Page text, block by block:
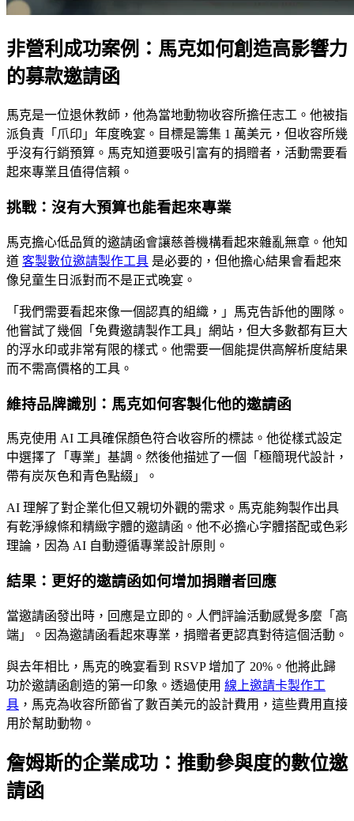
非營利成功案例：馬克如何創造高影響力
的募款邀請函
馬克是一位退休教師，他為當地動物收容所擔任志工。他被指
派負責「爪印」年度晚宴。目標是籌集 1 萬美元，但收容所幾
乎沒有行銷預算。馬克知道要吸引富有的捐贈者，活動需要看
起來專業且值得信賴。
挑戰：沒有大預算也能看起來專業
馬克擔心低品質的邀請函會讓慈善機構看起來雜亂無章。他知
道 客製數位邀請製作工具 是必要的，但他擔心結果會看起來
像兒童生日派對而不是正式晚宴。
「我們需要看起來像一個認真的組織，」馬克告訴他的團隊。
他嘗試了幾個「免費邀請製作工具」網站，但大多數都有巨大
的浮水印或非常有限的樣式。他需要一個能提供高解析度結果
而不需高價格的工具。
維持品牌識別：馬克如何客製化他的邀請函
馬克使用 AI 工具確保顏色符合收容所的標誌。他從樣式設定
中選擇了「專業」基調。然後他描述了一個「極簡現代設計，
帶有炭灰色和青色點綴」。
AI 理解了對企業化但又親切外觀的需求。馬克能夠製作出具
有乾淨線條和精緻字體的邀請函。他不必擔心字體搭配或色彩
理論，因為 AI 自動遵循專業設計原則。
結果：更好的邀請函如何增加捐贈者回應
當邀請函發出時，回應是立即的。人們評論活動感覺多麼「高
端」。因為邀請函看起來專業，捐贈者更認真對待這個活動。
與去年相比，馬克的晚宴看到 RSVP 增加了 20%。他將此歸
功於邀請函創造的第一印象。透過使用 線上邀請卡製作工
具 ，馬克為收容所節省了數百美元的設計費用，這些費用直接
用於幫助動物。
詹姆斯的企業成功：推動參與度的數位邀
請函